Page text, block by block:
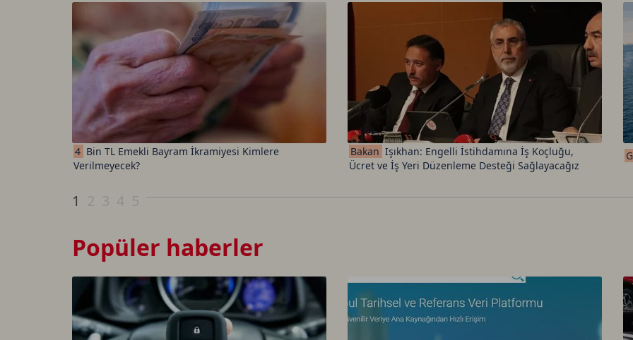
4 Bin TL Emekli Bayram İkramiyesi Kimlere
Verilmeyecek?
Bakan Işıkhan: Engelli İstihdamına İş Koçluğu,
Ücret ve İş Yeri Düzenleme Desteği Sağlayacağız
1
Popüler haberler